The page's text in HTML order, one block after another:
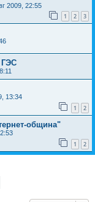
2009, 22:55
1 2 3
ГЭС
13:34
1 2
община"
1 2